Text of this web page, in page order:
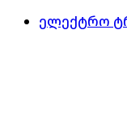
ელექტრო